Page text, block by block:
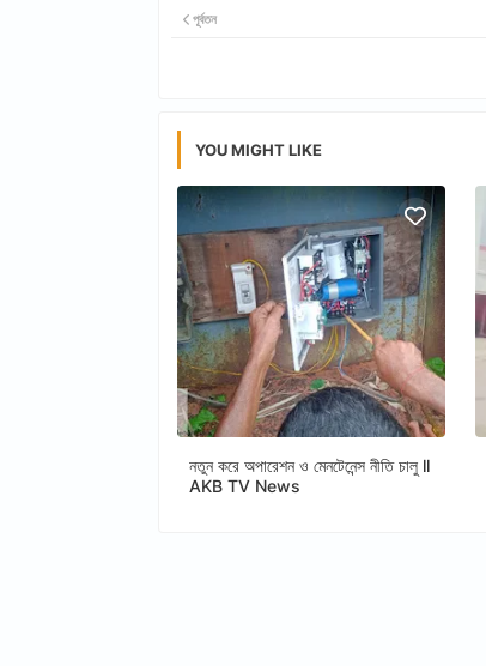
পূর্বতন
YOU MIGHT LIKE
নতুন করে অপারেশন ও মেনটেনেন্স নীতি চালু ll
AKB TV News